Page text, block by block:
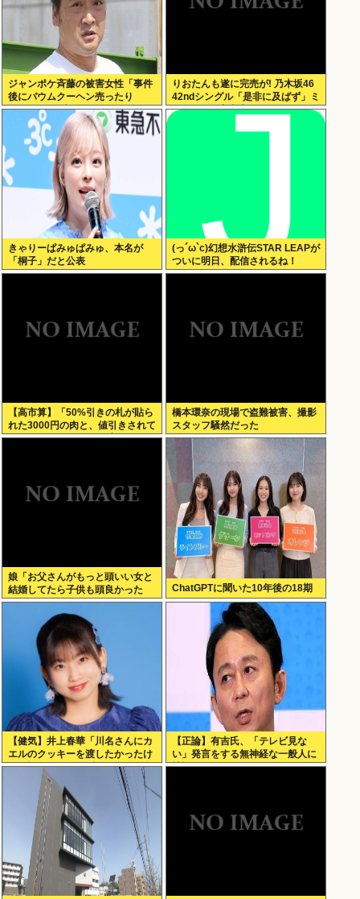
ジャンポケ斉藤の被害女性「事件
後にバウムクーヘン売ったり
TikTokライブしててムカついた」
りおたんも遂に完売が! 乃木坂46
42ndシングル「是非に及ばず」ミ
ーグリ 8次完売表がこちら!
きゃりーぱみゅぱみゅ、本名が
「桐子」だと公表
(っ´ω`c)幻想水滸伝STAR LEAPが
ついに明日、配信されるね！
【高市算】「50%引きの札が貼ら
れた3000円の肉と、値引きされて
いない1000円の肉では安いのはど
橋本環奈の現場で盗難被害、撮影
スタッフ騒然だった
娘「お父さんがもっと頭いい女と
結婚してたら子供も頭良かった
よ。頭悪いクソ女と結婚してごめ
んなさいって謝れよ」どう返せば
ChatGPTに聞いた10年後の18期
【健気】井上春華「川名さんにカ
エルのクッキーを渡したかったけ
ど、話しかけられず結局自分で食
【正論】有吉氏、「テレビ見な
い」発言をする無神経な一般人に
憤慨